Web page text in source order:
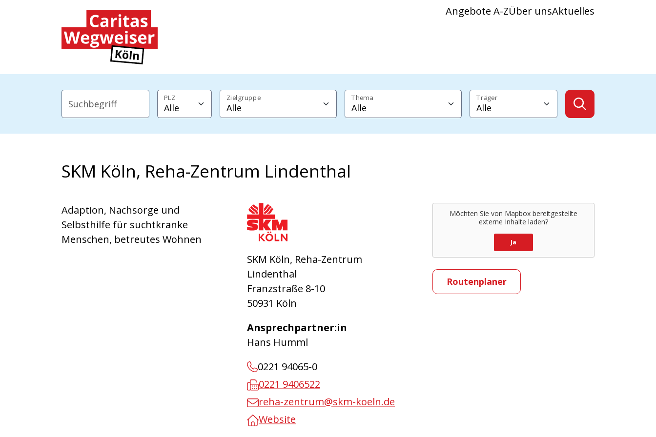
Zur Startseite navigieren Angebote A-ZÜber unsAktuelles
Suchbegriff
PLZ Zielgruppe Thema Träger
Angebote
SKM Köln, Reha-Zentrum Lindenthal
Adaption, Nachsorge und
Selbsthilfe für suchtkranke
Menschen, betreutes Wohnen
SKM Köln - Sozialdienst Katholischer Männer e.V.
SKM Köln, Reha-Zentrum
Lindenthal
Franzstraße 8-10
50931 Köln
Ansprechpartner:in
Hans Humml
0221 94065-0
0221 9406522
reha-zentrum@skm-koeln.de
Website
Möchten Sie von Mapbox bereitgestellte
externe Inhalte laden?
Ja
Routenplaner